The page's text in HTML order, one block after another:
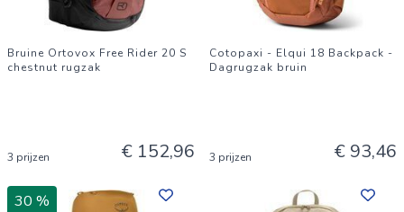
Bruine Ortovox Free Rider 20 S
chestnut rugzak
3 prijzen € 152,96
Cotopaxi - Elqui 18 Backpack -
Dagrugzak bruin
3 prijzen € 93,46
30 %